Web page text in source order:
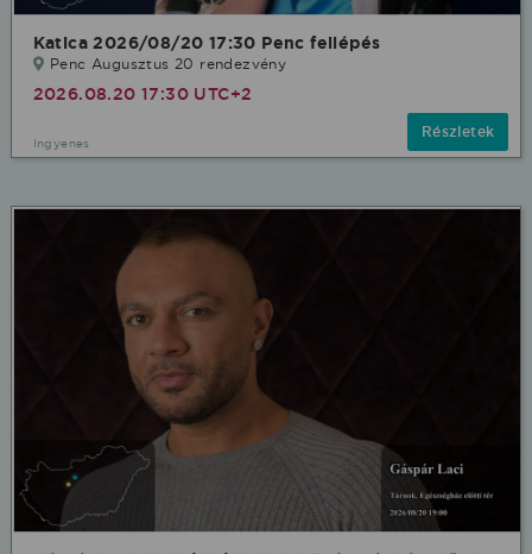
Katica 2026/08/20 17:30 Penc fellépés
Penc Augusztus 20 rendezvény
2026.08.20 17:30 UTC+2
Ingyenes
Részletek